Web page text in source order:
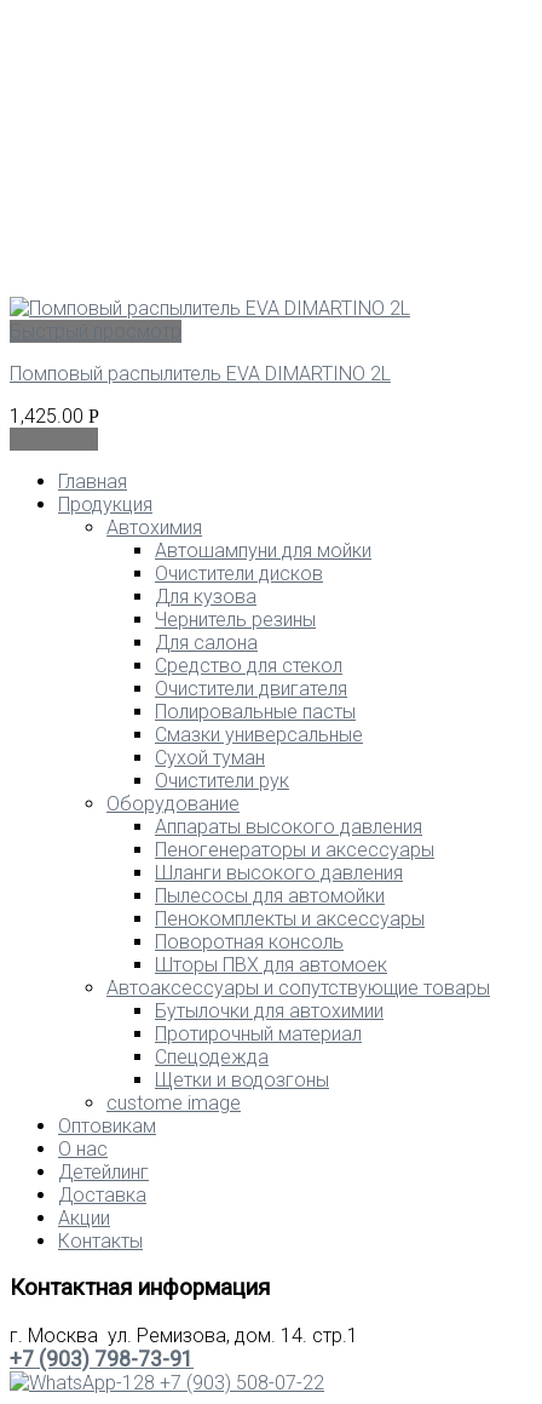
Помповый распылитель EVA DIMARTINO 2L
1,425.00 Р
Главная
Продукция
Автохимия
Автошампуни для мойки
Очистители дисков
Для кузова
Чернитель резины
Для салона
Средство для стекол
Очистители двигателя
Полировальные пасты
Смазки универсальные
Сухой туман
Очистители рук
Оборудование
Аппараты высокого давления
Пеногенераторы и аксессуары
Шланги высокого давления
Пылесосы для автомойки
Пенокомплекты и аксессуары
Поворотная консоль
Шторы ПВХ для автомоек
Автоаксессуары и сопутствующие товары
Бутылочки для автохимии
Протирочный материал
Спецодежда
Щетки и водозгоны
custome image
Оптовикам
О нас
Детейлинг
Доставка
Акции
Контакты
Контактная информация
г. Москва ул. Ремизова, дом. 14. стр.1
+7 (903) 798-73-91
+7 (903) 508-07-22